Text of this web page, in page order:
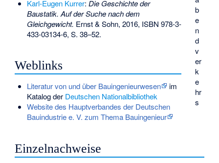
b
e
n
d
v
er
k
e
hr
s
Karl-Eugen Kurrer: Die Geschichte der
Baustatik. Auf der Suche nach dem
Gleichgewicht. Ernst & Sohn, 2016, ISBN 978-3-
433-03134-6, S. 38–52.
Weblinks
Literatur von und über Bauingenieurwesen
im
Katalog der Deutschen Nationalbibliothek
Website des Hauptverbandes der Deutschen
Bauindustrie e. V. zum Thema Bauingenieur
Einzelnachweise